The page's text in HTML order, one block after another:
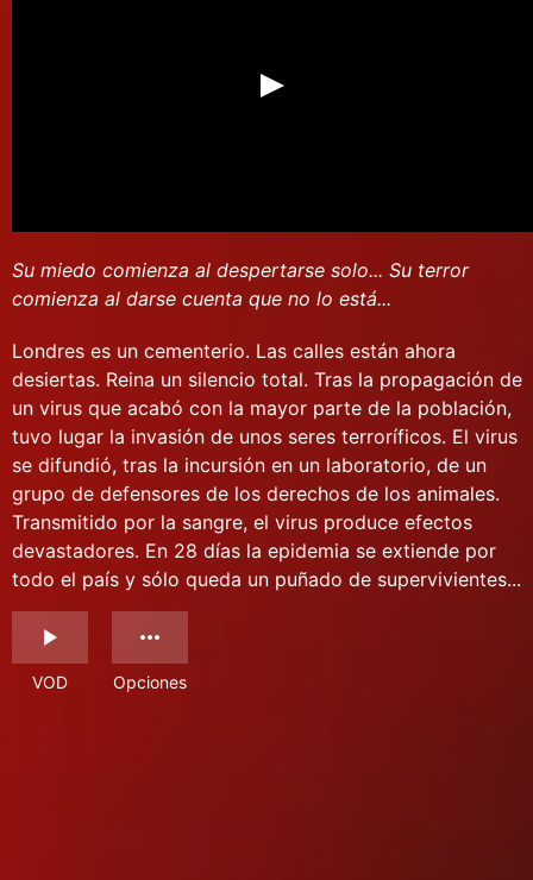
Su miedo comienza al despertarse solo... Su terror
comienza al darse cuenta que no lo está...
Londres es un cementerio. Las calles están ahora
desiertas. Reina un silencio total. Tras la propagación de
un virus que acabó con la mayor parte de la población,
tuvo lugar la invasión de unos seres terroríficos. El virus
se difundió, tras la incursión en un laboratorio, de un
grupo de defensores de los derechos de los animales.
Transmitido por la sangre, el virus produce efectos
devastadores. En 28 días la epidemia se extiende por
todo el país y sólo queda un puñado de supervivientes...
VOD Opciones